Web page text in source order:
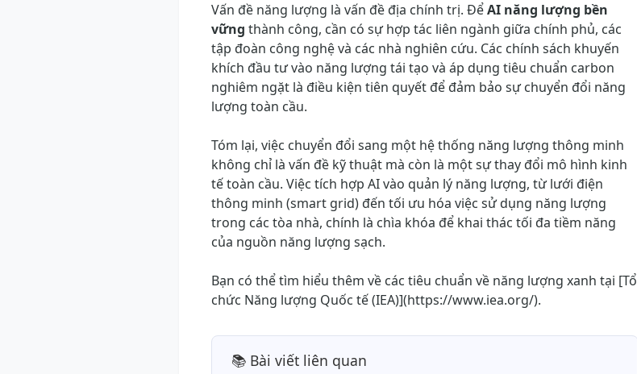
Vấn đề năng lượng là vấn đề địa chính trị. ĐểAI năng lượng bền
vững thành công, cần có sự hợp tác liên ngành giữa chính phủ, các
tập đoàn công nghệ và các nhà nghiên cứu. Các chính sách khuyến
khích đầu tư vào năng lượng tái tạo và áp dụng tiêu chuẩn carbon
nghiêm ngặt là điều kiện tiên quyết để đảm bảo sự chuyển đổi năng
lượng toàn cầu.
Tóm lại, việc chuyển đổi sang một hệ thống năng lượng thông minh
không chỉ là vấn đề kỹ thuật mà còn là một sự thay đổi mô hình kinh
tế toàn cầu. Việc tích hợp AI vào quản lý năng lượng, từ lưới điện
thông minh (smart grid) đến tối ưu hóa việc sử dụng năng lượng
trong các tòa nhà, chính là chìa khóa để khai thác tối đa tiềm năng
của nguồn năng lượng sạch.
Bạn có thể tìm hiểu thêm về các tiêu chuẩn về năng lượng xanh tại [Tổ
chức Năng lượng Quốc tế (IEA)](https://www.iea.org/).
📚 Bài viết liên quan